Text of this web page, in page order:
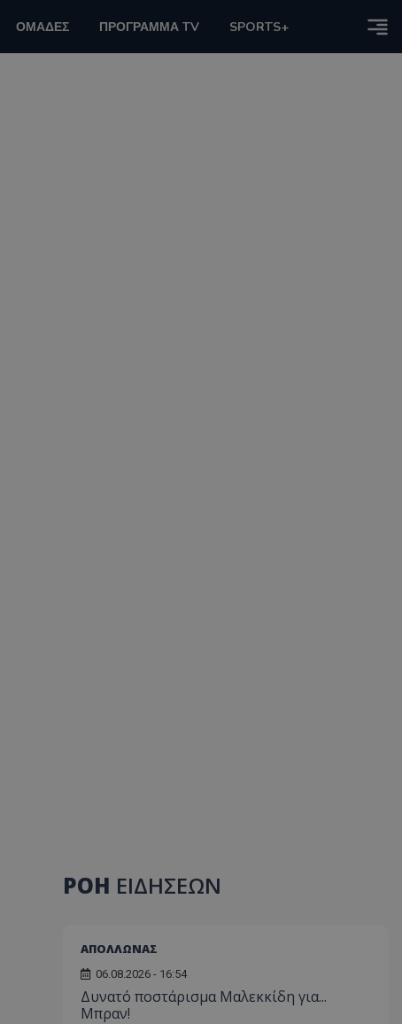
ΟΜΑΔΕΣ ΠΡΟΓΡΑΜΜΑ TV SPORTS+
ΡΟΗ ΕΙΔΗΣΕΩΝ
ΑΠΟΛΛΩΝΑΣ
06.08.2026 - 16:54
Δυνατό ποστάρισμα Μαλεκκίδη για...
Μπραν!